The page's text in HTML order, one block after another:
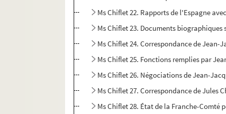
Ms Chiflet 22. Rapports de l'Espagne
Ms Chiflet 23. Documents biographiques
Ms Chiflet 24. Correspondance de
Ms Chiflet 25. Fonctions remplies par
Ms Chiflet 26. Négociations de Jean-
Ms Chiflet 27. Correspondance de Jules
Ms Chiflet 28. État de la Franche-Comté